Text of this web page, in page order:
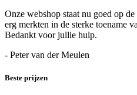
Onze webshop staat nu goed op
erg merkten in de sterke toename
Bedankt voor jullie hulp.
- Peter van der Meulen
Beste prijzen